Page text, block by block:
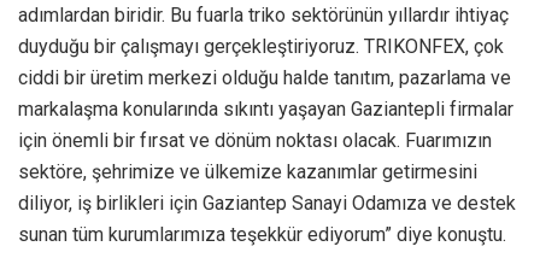
adımlardan biridir. Bu fuarla triko sektörünün yıllardır ihtiyaç
duyduğu bir çalışmayı gerçekleştiriyoruz. TRIKONFEX, çok
ciddi bir üretim merkezi olduğu halde tanıtım, pazarlama ve
markalaşma konularında sıkıntı yaşayan Gaziantepli firmalar
için önemli bir fırsat ve dönüm noktası olacak. Fuarımızın
sektöre, şehrimize ve ülkemize kazanımlar getirmesini
diliyor, iş birlikleri için Gaziantep Sanayi Odamıza ve destek
sunan tüm kurumlarımıza teşekkür ediyorum” diye konuştu.